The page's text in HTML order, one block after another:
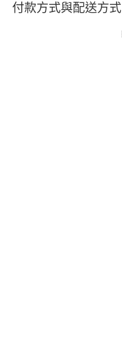
付款方式與配送方式